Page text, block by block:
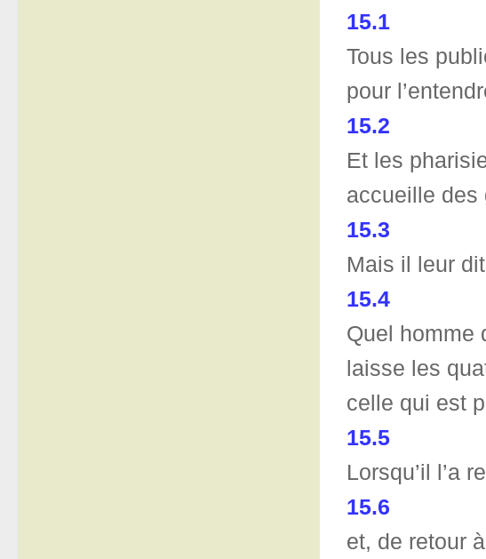
15.1
Tous les
pour
15.2
Et les
accueille des
15.3
Mais il leur
15.4
Quel homme
laisse les
celle qui est
15.5
Lorsqu’il l’a
15.6
et, de retour